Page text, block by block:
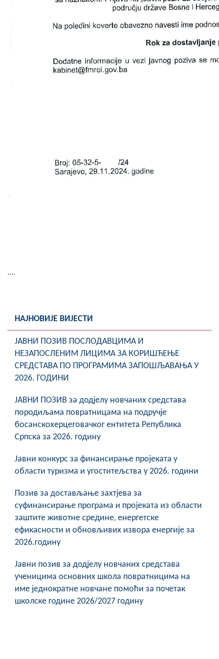
....
НАЈНОВИЈЕ ВИЈЕСТИ
ЈАВНИ ПОЗИВ ПОСЛОДАВЦИМА И
НЕЗАПОСЛЕНИМ ЛИЦИМА ЗА КОРИШЋЕЊЕ
СРЕДСТАВА ПО ПРОГРАМИМА ЗАПОШЉАВАЊА У
2026. ГОДИНИ
ЈАВНИ ПОЗИВ за додјелу новчаних средстава
породиљама повратницама на подручје
босанскохерцеговачког ентитета Република
Српска за 2026. годину
Јавни конкурс за финансирање пројеката у
области туризма и угоститељства у 2026. години
Позив за достављање захтјева за
суфинансирање програма и пројеката из области
заштите животне средине, енергетске
ефикасности и обновљивих извора енергије за
2026.годину
Јавни позив за додјелу новчаних средстава
ученицима основних школа повратницима на
име једнократне новчане помоћи за почетак
школске године 2026/2027 годину